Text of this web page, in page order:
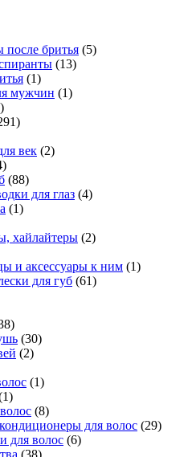
после бритья (5)
(13)
(1)
мужчин (1)
век (2)
(88)
для глаз (4)
(1)
хайлайтеры (2)
и аксессуары к ним (1)
для губ (61)
(30)
(2)
(1)
(8)
для волос (29)
для волос (6)